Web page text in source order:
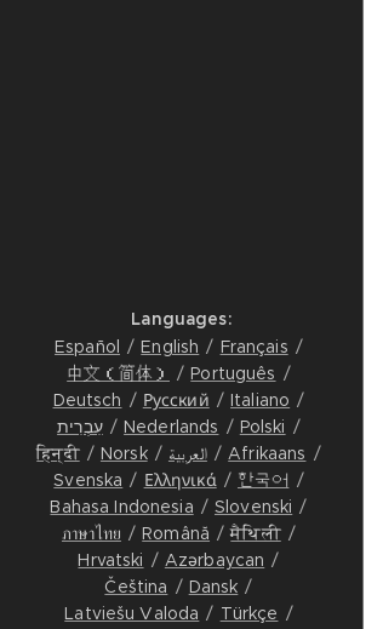
Languages
Español
English
Français
中文（简体）
Português
Deutsch
Русский
Italiano
עִבְרִית
Nederlands
Polski
हिन्दी
Norsk العربية
Afrikaans
Svenska
Ελληνικά
한국어
Bahasa Indonesia
Slovenski
ภาษาไทย
Română
मैथिली
Hrvatski
Azərbaycan
Čeština
Dansk
Latviešu Valoda
Türkçe